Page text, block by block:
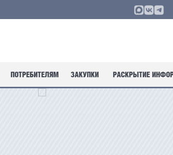
ПОТРЕБИТЕЛЯМ ЗАКУПКИ РАСКРЫТИЕ